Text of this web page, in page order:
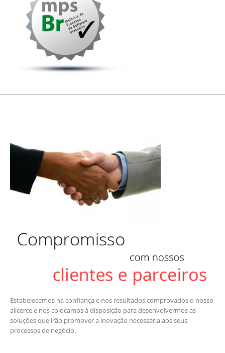
Estabelecemos na confiança e nos resultados comprovados o nosso
alicerce e nos colocamos à disposição para desenvolvermos as
soluções que irão promover a inovação necessária aos seus
processos de negócio.